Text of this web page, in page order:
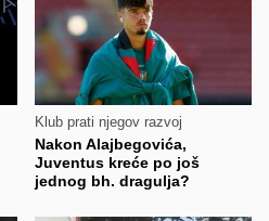
Klub prati njegov razvoj
Nakon Alajbegovića,
Juventus kreće po još
jednog bh. dragulja?